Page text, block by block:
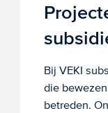
Bij VEKI
die
betreden.